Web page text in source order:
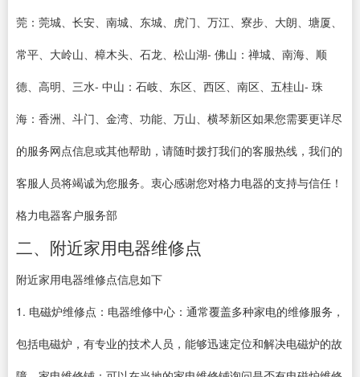
莞：莞城、长安、南城、东城、虎门、万江、寮步、大朗、塘厦、
常平、大岭山、樟木头、石龙、松山湖- 佛山：禅城、南海、顺
德、高明、三水- 中山：石岐、东区、西区、南区、五桂山- 珠
海：香洲、斗门、金湾、功能、万山、横琴新区如果您需要更详尽
的服务网点信息或其他帮助，请随时拨打我们的客服热线，我们的
客服人员将竭诚为您服务。衷心感谢您对格力电器的支持与信任！
格力电器客户服务部
二、附近家用电器维修点
附近家用电器维修点信息如下
1. 电磁炉维修点：电器维修中心：通常覆盖多种家电的维修服务，
包括电磁炉，有专业的技术人员，能够迅速定位和解决电磁炉的故